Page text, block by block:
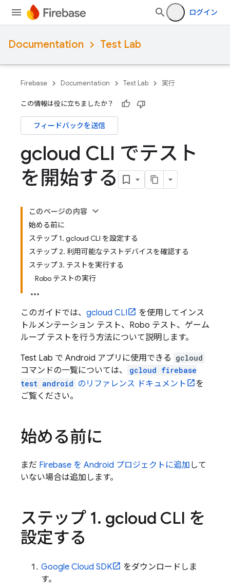
ログイン
Documentation Test Lab
Firebase Documentation Test Lab 実行
この情報は役に立ちましたか？
フィードバックを送信
gcloud CLI でテスト
を開始する
このページの内容
ステップ 1. gcloud CLI を設定する
ステップ 2. 利用可能なテストデバイスを確認する
ステップ 3. テストを実行する
Robo テストの実行
このガイドでは、 gcloud CLI
を使用してインス
トルメンテーション テスト、Robo テスト、ゲーム
ループ テストを行う方法について説明します。
Test Lab で Android アプリに使用できる gcloud
コマンドの一覧については、
gcloud firebase
test android のリファレンス ドキュメント
を
ご覧ください。
まだ Firebase を Android プロジェクトに追加 して
いない場合は追加します。
ステップ 1. gcloud CLI を
設定する
Google Cloud SDK
をダウンロードしま
す。